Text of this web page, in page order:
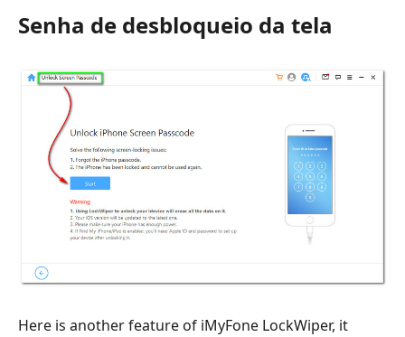
Senha de desbloqueio da tela
Here is another feature of iMyFone LockWiper, it